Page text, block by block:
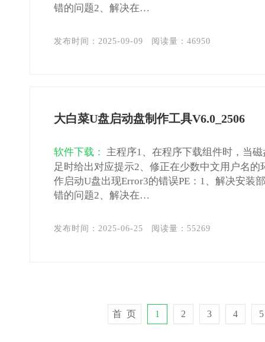
错的问题2、解决在…
发布时间：2025-09-09 阅读量：46950
大白菜U盘启动盘制作工具V6.0_2506
软件下载：
主程序1、在程序下载组件时，当
足时给出对应提示2、修正在少数中文用户名的
作启动U盘出现Error3的错误PE：1、解决安装
错的问题2、解决在…
发布时间：2025-06-25 阅读量： 55269
首 页 1 2 3 4 5